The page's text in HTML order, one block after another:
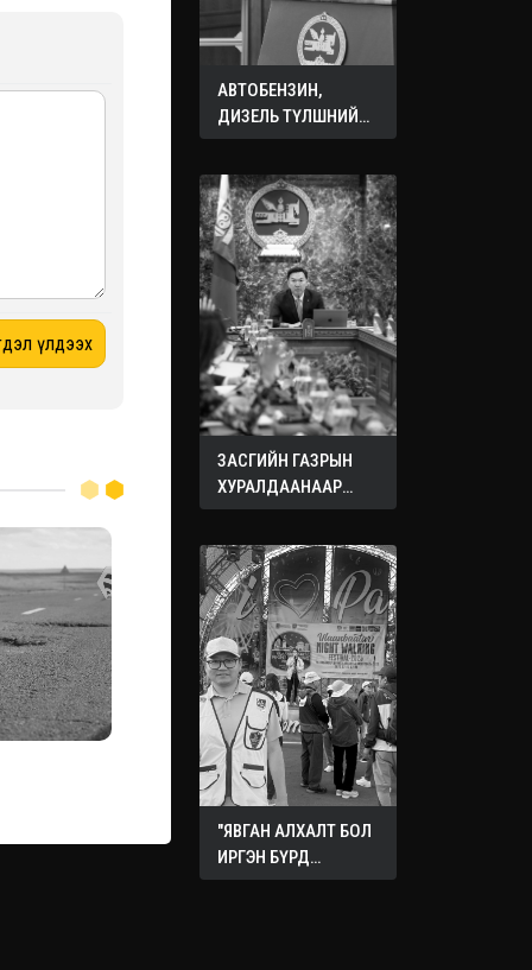
АВТОБЕНЗИН,
ДИЗЕЛЬ ТҮЛШНИЙ
ОНЦГОЙ АЛБАН
ЗАСГИЙН ГАЗРЫН
ХУРАЛДААНААР
ХЭЛЭЛЦЭЖ БУЙ
"ЯВГАН АЛХАЛТ БОЛ
ИРГЭН БҮРД
ХҮРТЭЭМЖТЭЙ